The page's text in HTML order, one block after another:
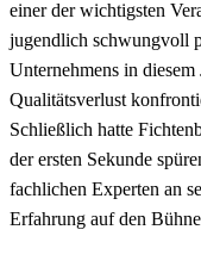
einer der wichtigsten
jugendlich schwungvoll
Unternehmens in
Qualitätsverlust
Schließlich hatte
der ersten Sekunde
fachlichen Experten an
Erfahrung auf den